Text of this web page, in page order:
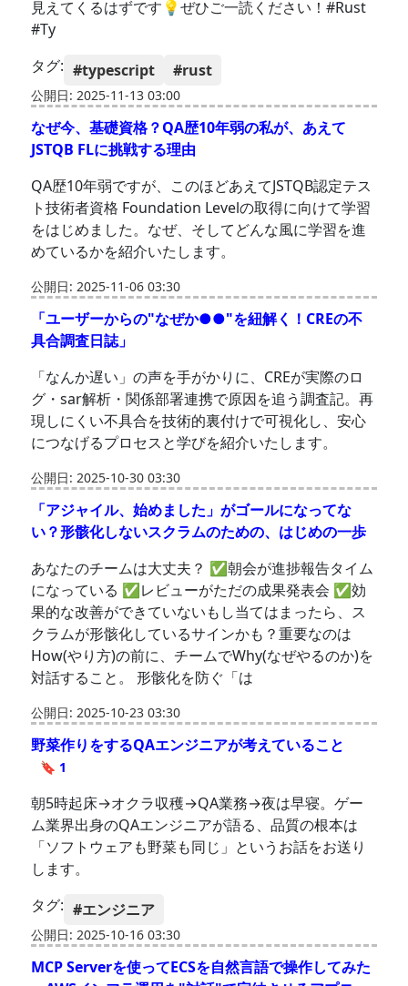
見えてくるはずです💡ぜひご一読ください！#Rust
#Ty
タグ: #typescript #rust
公開日: 2025-11-13 03:00
なぜ今、基礎資格？QA歴10年弱の私が、あえて
JSTQB FLに挑戦する理由
QA歴10年弱ですが、このほどあえてJSTQB認定テス
ト技術者資格 Foundation Levelの取得に向けて学習
をはじめました。なぜ、そしてどんな風に学習を進
めているかを紹介いたします。
公開日: 2025-11-06 03:30
「ユーザーからの"なぜか●●"を紐解く！CREの不
具合調査日誌」
「なんか遅い」の声を手がかりに、CREが実際のロ
グ・sar解析・関係部署連携で原因を追う調査記。再
現しにくい不具合を技術的裏付けで可視化し、安心
につなげるプロセスと学びを紹介いたします。
公開日: 2025-10-30 03:30
「アジャイル、始めました」がゴールになってな
い？形骸化しないスクラムのための、はじめの一歩
あなたのチームは大丈夫？ ✅朝会が進捗報告タイム
になっている ✅レビューがただの成果発表会 ✅効
果的な改善ができていないもし当てはまったら、ス
クラムが形骸化しているサインかも？重要なのは
How(やり方)の前に、チームでWhy(なぜやるのか)を
対話すること。 形骸化を防ぐ「は
公開日: 2025-10-23 03:30
野菜作りをするQAエンジニアが考えていること
🔖 1
朝5時起床→オクラ収穫→QA業務→夜は早寝。ゲー
ム業界出身のQAエンジニアが語る、品質の根本は
「ソフトウェアも野菜も同じ」というお話をお送り
します。
タグ: #エンジニア
公開日: 2025-10-16 03:30
MCP Serverを使ってECSを自然言語で操作してみた